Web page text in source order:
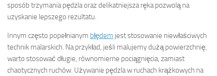
sposób trzymania pędzla oraz delikatniejsza ręka pozwolą na
uzyskanie lepszego rezultatu.
Innym często popełnianym błędem jest stosowanie niewłaściwych
technik malarskich. Na przykład, jeśli malujemy dużą powierzchnię,
warto stosować długie, równomierne pociągnięcia, zamiast
chaotycznych ruchów. Używanie pędzla w ruchach krążkowych na